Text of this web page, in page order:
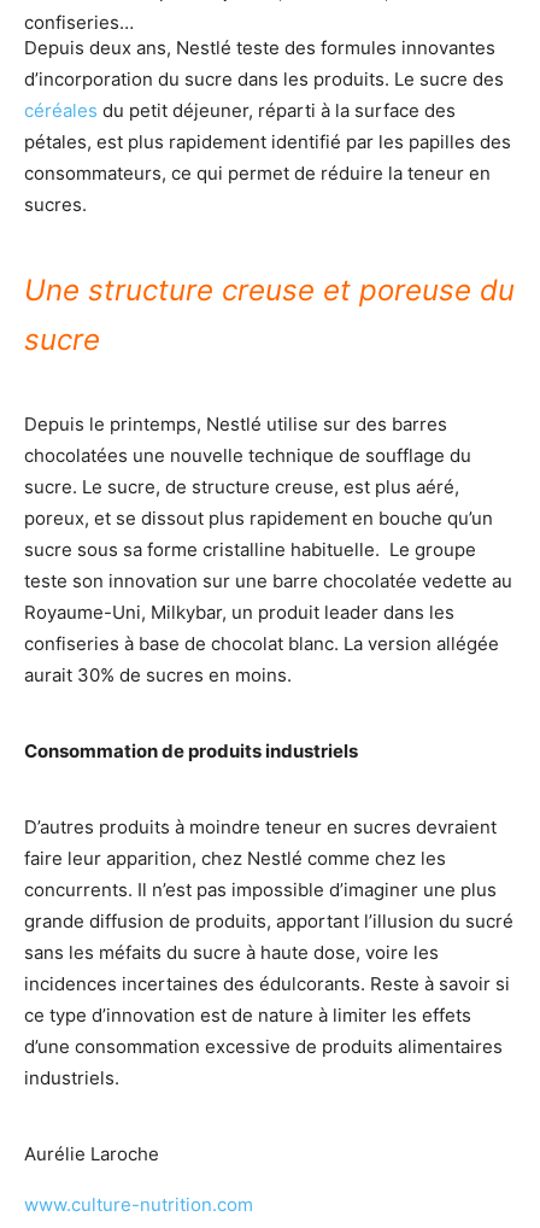
confiseries…
Depuis deux ans, Nestlé teste des formules innovantes
d’incorporation du sucre dans les produits. Le sucre des
céréales du petit déjeuner, réparti à la surface des
pétales, est plus rapidement identifié par les papilles des
consommateurs, ce qui permet de réduire la teneur en
sucres.
Une structure creuse et poreuse du
sucre
Depuis le printemps, Nestlé utilise sur des barres
chocolatées une nouvelle technique de soufflage du
sucre. Le sucre, de structure creuse, est plus aéré,
poreux, et se dissout plus rapidement en bouche qu’un
sucre sous sa forme cristalline habituelle. Le groupe
teste son innovation sur une barre chocolatée vedette au
Royaume-Uni, Milkybar, un produit leader dans les
confiseries à base de chocolat blanc. La version allégée
aurait 30% de sucres en moins.
Consommation de produits industriels
D’autres produits à moindre teneur en sucres devraient
faire leur apparition, chez Nestlé comme chez les
concurrents. Il n’est pas impossible d’imaginer une plus
grande diffusion de produits, apportant l’illusion du sucré
sans les méfaits du sucre à haute dose, voire les
incidences incertaines des édulcorants. Reste à savoir si
ce type d’innovation est de nature à limiter les effets
d’une consommation excessive de produits alimentaires
industriels.
Aurélie Laroche
www.culture-nutrition.com